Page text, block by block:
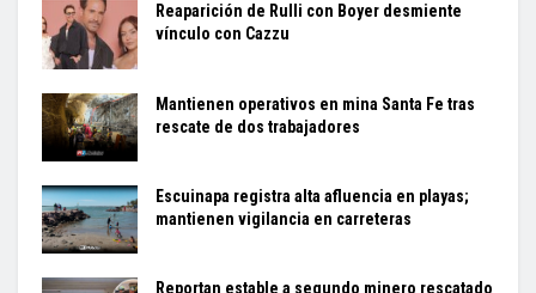
Reaparición de Rulli con Boyer desmiente
vínculo con Cazzu
Mantienen operativos en mina Santa Fe tras
rescate de dos trabajadores
Escuinapa registra alta afluencia en playas;
mantienen vigilancia en carreteras
Reportan estable a segundo minero rescatado